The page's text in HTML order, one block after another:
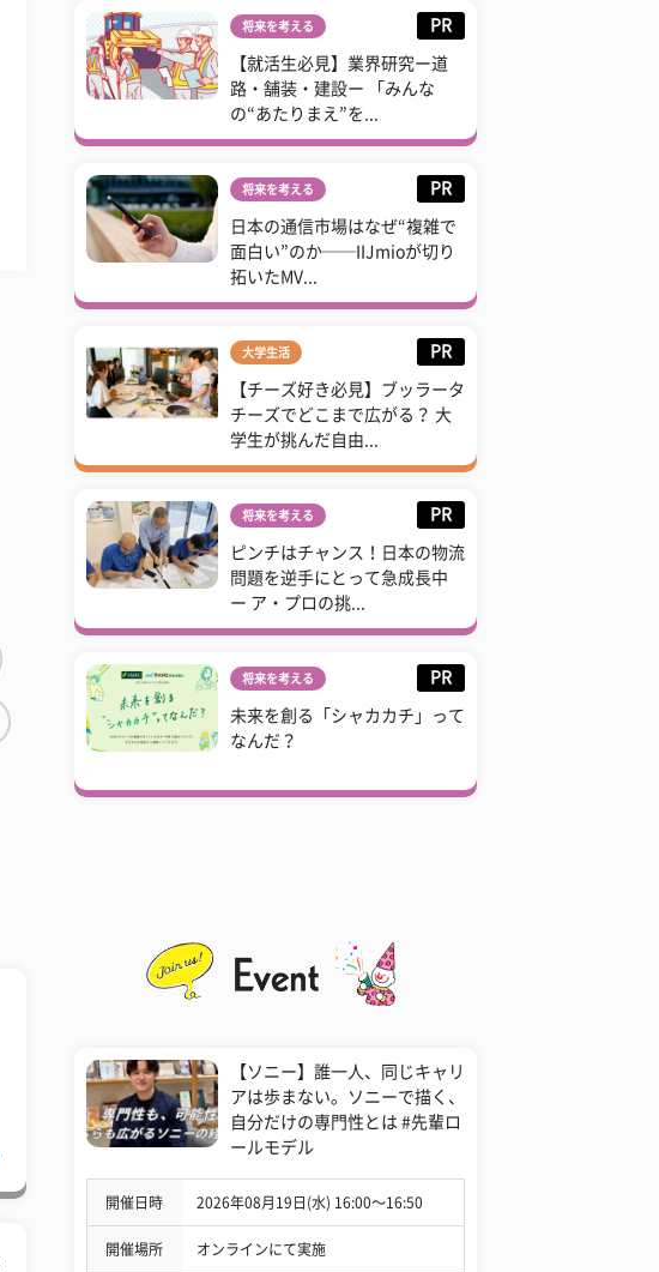
将来を考える PR
【就活生必見】業界研究ー道
路・舗装・建設ー 「みんな
の“あたりまえ”を...
将来を考える PR
日本の通信市場はなぜ“複雑で
面白い”のか──IIJmioが切り
拓いたMV...
大学生活 PR
【チーズ好き必見】ブッラータ
チーズでどこまで広がる？ 大
学生が挑んだ自由...
将来を考える PR
ピンチはチャンス！日本の物流
問題を逆手にとって急成長中
ー ア・プロの挑...
将来を考える PR
未来を創る「シャカカチ」って
なんだ？
【ソニー】誰一人、同じキャリ
アは歩まない。ソニーで描く、
自分だけの専門性とは #先輩ロ
ールモデル
開催日時 2026年08月19日(水) 16:00〜16:50
開催場所 オンラインにて実施